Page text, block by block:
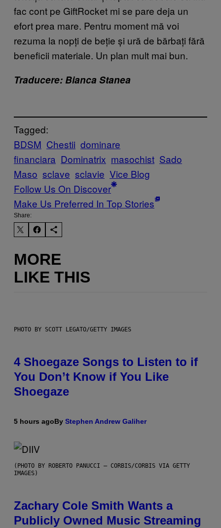
fac cont pe GiftRocket mi se pare deja un
efort prea mare. Pentru moment mă voi
rezuma la nopți de beție și ură de bărbați fără
beneficii materiale. Un plan mult mai bun.
Traducere: Bianca Stanea
Tagged:
BDSM Chestii dominare
financiara Dominatrix masochist Sado
Maso sclave sclavie Vice Blog
Follow Us On Discover
Make Us Preferred In Top Stories
Share:
MORE
LIKE THIS
PHOTO BY SCOTT LEGATO/GETTY IMAGES
4 Shoegaze Songs to Listen to if
You Don’t Know if You Like
Shoegaze
5 hours agoBy Stephen Andrew Galiher
(PHOTO BY ROBERTO PANUCCI – CORBIS/CORBIS VIA GETTY
IMAGES)
Zachary Cole Smith Wants a
Publicly Owned Music Streaming